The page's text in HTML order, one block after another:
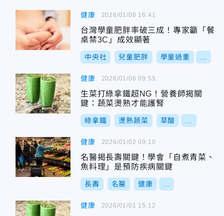
健康
台灣學童肥胖率破三成！專家籲「餐
桌禁3C」成效顯著
中央社 兒童肥胖 學童過重
2026/01/08 16:41
健康
生菜打綠拿鐵超NG！營養師揭關
鍵：蔬菜燙熟才能護腎
綠拿鐵 燙熟蔬菜 草酸
2026/01/06 09:55
健康
名醫揭長壽關鍵！學會「自煮青菜、
魚料理」是預防疾病關鍵
長壽 名醫 健康
2026/01/02 09:10
健康 2026/01/01 15:12